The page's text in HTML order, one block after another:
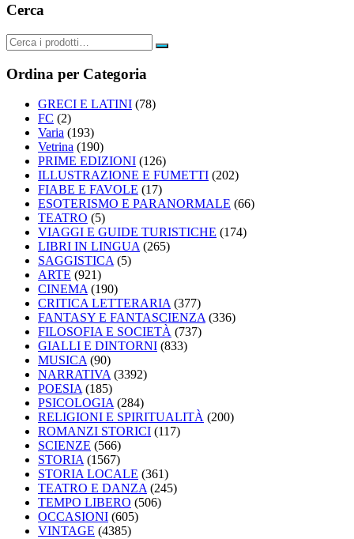
Cerca
Ordina per Categoria
GRECI E LATINI (78)
FC (2)
Varia (193)
Vetrina (190)
PRIME EDIZIONI (126)
ILLUSTRAZIONE E FUMETTI (202)
FIABE E FAVOLE (17)
ESOTERISMO E PARANORMALE (66)
TEATRO (5)
VIAGGI E GUIDE TURISTICHE (174)
LIBRI IN LINGUA (265)
SAGGISTICA (5)
ARTE (921)
CINEMA (190)
CRITICA LETTERARIA (377)
FANTASY E FANTASCIENZA (336)
FILOSOFIA E SOCIETÀ (737)
GIALLI E DINTORNI (833)
MUSICA (90)
NARRATIVA (3392)
POESIA (185)
PSICOLOGIA (284)
RELIGIONI E SPIRITUALITÀ (200)
ROMANZI STORICI (117)
SCIENZE (566)
STORIA (1567)
STORIA LOCALE (361)
TEATRO E DANZA (245)
TEMPO LIBERO (506)
OCCASIONI (605)
VINTAGE (4385)